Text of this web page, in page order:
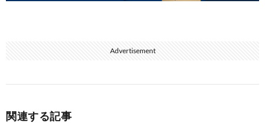
Advertisement
関連する記事